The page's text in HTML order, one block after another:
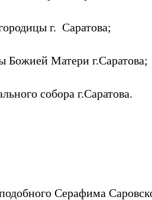
г. Саратова;
Божией Матери г.Саратова;
собора г.Саратова.
Серафима